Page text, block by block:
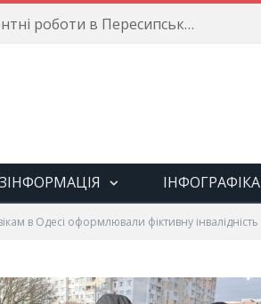
Енергетики завершили ремонтні роботи в Пересипському районі
ІНФОГРАФІКА
в Одесі оформлювали фіктивну інвалідність